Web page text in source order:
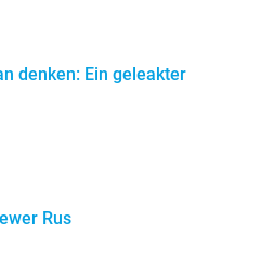
denken: Ein geleakter
Rus